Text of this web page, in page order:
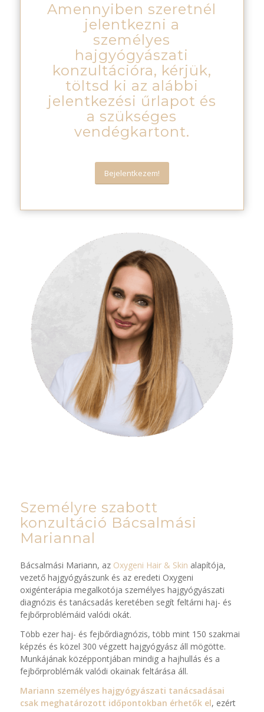
Amennyiben szeretnél
jelentkezni a
személyes
hajgyógyászati
konzultációra, kérjük,
töltsd ki az alábbi
jelentkezési űrlapot és
a szükséges
vendégkartont.
Bejelentkezem!
Személyre szabott
konzultáció Bácsalmási
Mariannal
Bácsalmási Mariann, az Oxygeni Hair & Skin alapítója,
vezető hajgyógyászunk és az eredeti Oxygeni
oxigénterápia megalkotója személyes hajgyógyászati
diagnózis és tanácsadás keretében segít feltárni haj- és
fejbőrproblémáid valódi okát.
Több ezer haj- és fejbőrdiagnózis, több mint 150 szakmai
képzés és közel 300 végzett hajgyógyász áll mögötte.
Munkájának középpontjában mindig a hajhullás és a
fejbőrproblémák valódi okainak feltárása áll.
Mariann személyes hajgyógyászati tanácsadásai
csak meghatározott időpontokban érhetők el, ezért